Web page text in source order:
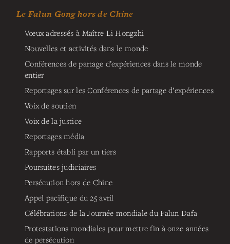
Le Falun Gong hors de Chine
Vœux adressés à Maître Li Hongzhi
Nouvelles et activités dans le monde
Conférences de partage d’expériences dans le monde
entier
Reportages sur les Conférences de partage d’expériences
Voix de soutien
Voix de la justice
Reportages média
Rapports établi par un tiers
Poursuites judiciaires
Persécution hors de Chine
Appel pacifique du 25 avril
Célébrations de la Journée mondiale du Falun Dafa
Protestations mondiales pour mettre fin à onze années
de persécution